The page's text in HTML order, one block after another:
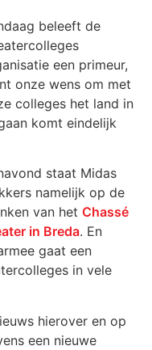
beleeft de
een primeur,
onze wens om met
colleges het land in
komt eindelijk
staat Midas
namelijk op de
van het Chassé
in Breda. En
gaat een
in vele
hierover en op
een nieuwe